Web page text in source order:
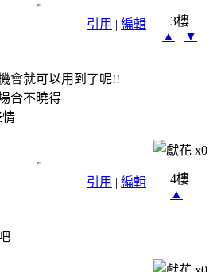
引用 | 編輯
3樓
▲
▼
會就可以用到了呢!!
合不曉得
x0
引用 | 編輯
4樓
▲